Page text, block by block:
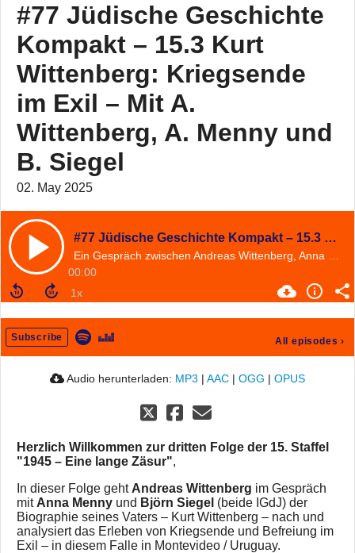
#77 Jüdische Geschichte
Kompakt – 15.3 Kurt
Wittenberg: Kriegsende
im Exil – Mit A.
Wittenberg, A. Menny und
B. Siegel
02. May 2025
#77 Jüdische Geschichte Kompakt – 15.3 Kurt Wittenberg: Kriegsende im Exil – Mit A. Wittenberg, A. Menny und B. Siegel
00:00
Subscribe All episodes ›
Audio herunterladen: MP3 | AAC | OGG | OPUS
Herzlich Willkommen zur dritten Folge der 15. Staffel
"1945 – Eine lange Zäsur",
In dieser Folge geht Andreas Wittenberg im Gespräch
mit Anna Menny und Björn Siegel (beide IGdJ) der
Biographie seines Vaters – Kurt Wittenberg – nach und
analysiert das Erleben von Kriegsende und Befreiung im
Exil – in diesem Falle in Montevideo / Uruguay.